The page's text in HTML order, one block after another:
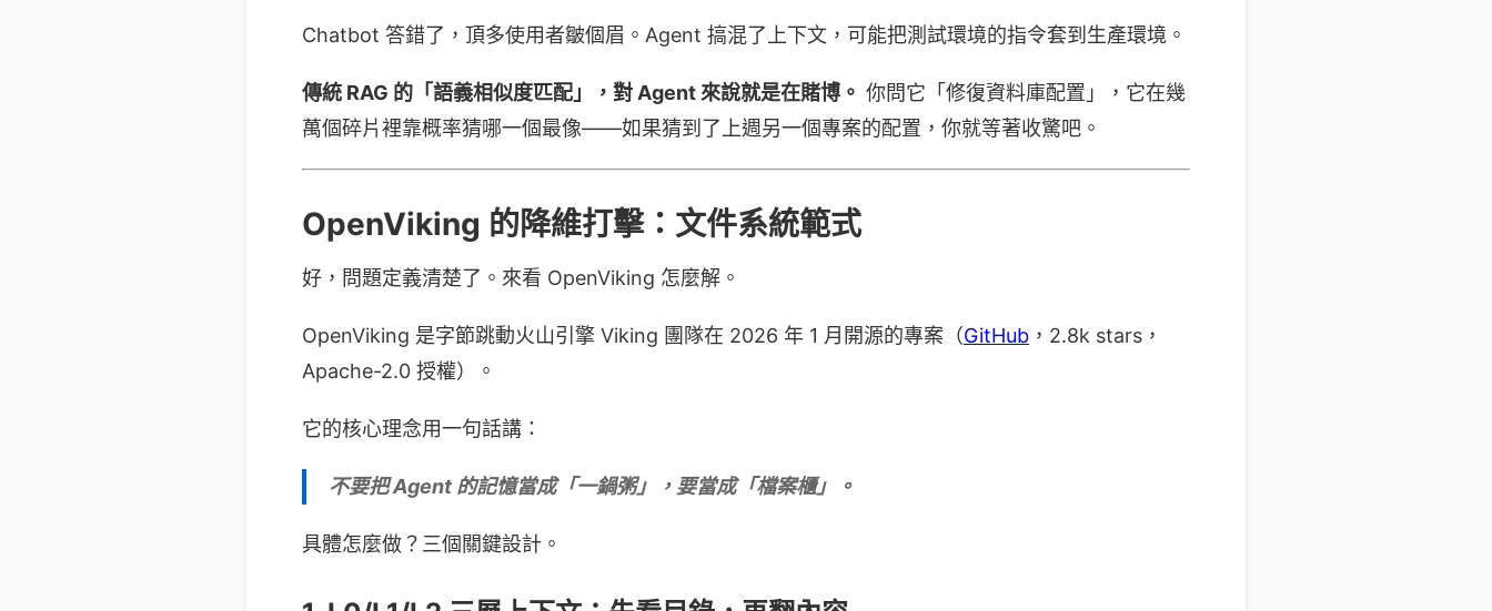
Chatbot 答錯了，頂多使用者皺個眉。Agent 搞混了上下文，可能把測試環境的指令套到生產環境。
傳統 RAG 的「語義相似度匹配」，對 Agent 來說就是在賭博。 你問它「修復資料庫配置」，它在幾
萬個碎片裡靠概率猜哪一個最像——如果猜到了上週另一個專案的配置，你就等著收驚吧。
OpenViking 的降維打擊：文件系統範式
好，問題定義清楚了。來看 OpenViking 怎麼解。
OpenViking 是字節跳動火山引擎 Viking 團隊在 2026 年 1 月開源的專案（GitHub ，2.8k stars，
Apache-2.0 授權）。
它的核心理念用一句話講：
不要把 Agent 的記憶當成「一鍋粥」，要當成「檔案櫃」。
具體怎麼做？三個關鍵設計。